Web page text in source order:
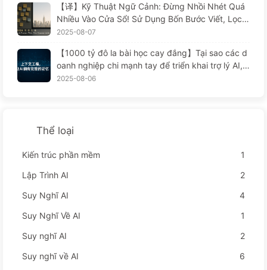
AI171
【译】Kỹ Thuật Ngữ Cảnh: Đừng Nhồi Nhét Quá
Nhiều Vào Cửa Sổ! Sử Dụng Bốn Bước Viết, Lọc,
Nén Và Tách Rời, Cảnh Giác Với Sự Can Thiệp Gâ
Học AI 170
2025-08-07
【1000 tỷ đô la bài học cay đắng】Tại sao các d
oanh nghiệp chi mạnh tay để triển khai trợ lý AI, n
hưng lại "quên" vào những lúc then chốt, khiến đ
2025-08-06
Thể loại
Kiến trúc phần mềm
1
Lập Trình AI
2
Suy Nghĩ AI
4
Suy Nghĩ Về AI
1
Suy nghĩ AI
2
Suy nghĩ về AI
6